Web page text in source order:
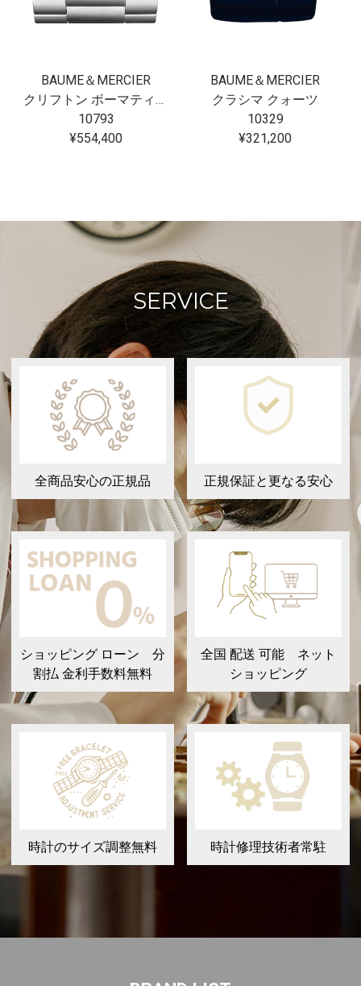
BAUME＆MERCIER
クリフトン ボーマティック
10793
¥554,400
BAUME＆MERCIER
クラシマ クォーツ
10329
¥321,200
SERVICE
全商品安心の正規品 正規保証と更なる安心
ショッピング ローン 分
割払 金利手数料無料
全国 配送 可能 ネット
ショッピング
時計のサイズ調整無料 時計修理技術者常駐